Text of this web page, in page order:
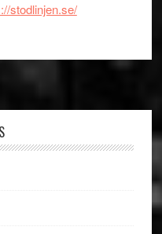
stodlinjen.se/